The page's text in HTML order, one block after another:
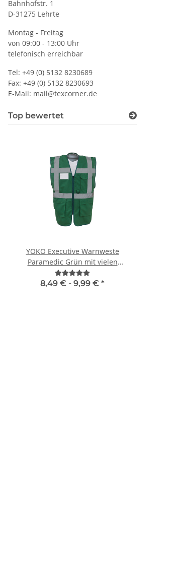
Bahnhofstr. 1
D-31275 Lehrte
Montag - Freitag
von 09:00 - 13:00 Uhr
telefonisch erreichbar
Tel: +49 (0) 5132 8230689
Fax: +49 (0) 5132 8230693
E-Mail: mail@texcorner.de
Top bewertet
YOKO Executive Warnweste
Paramedic Grün mit vielen
Taschen und Reißverschluss
8,49 € - 9,99 € *